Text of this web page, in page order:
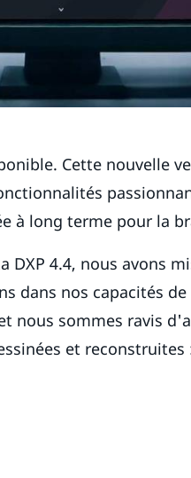
Cette nouvelle
à long terme pour la
DXP 4.4, nous avons
dans nos capacités
nous sommes ravis
et reconstruites